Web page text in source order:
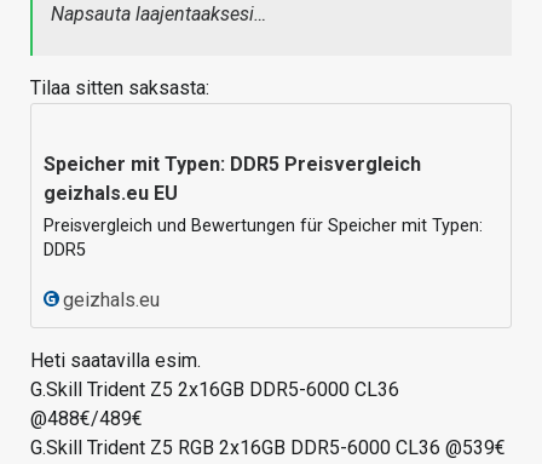
Napsauta laajentaaksesi…
Tilaa sitten saksasta:
Speicher mit Typen: DDR5 Preisvergleich
geizhals.eu EU
Preisvergleich und Bewertungen für Speicher mit Typen:
DDR5
geizhals.eu
Heti saatavilla esim.
G.Skill Trident Z5 2x16GB DDR5-6000 CL36
@488€/489€
G.Skill Trident Z5 RGB 2x16GB DDR5-6000 CL36 @539€